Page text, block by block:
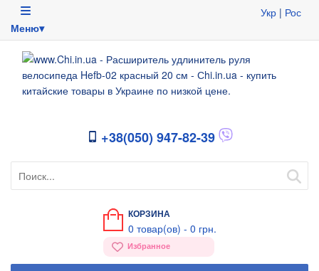
Меню▾
Укр | Рос
+38(050) 947-82-39
КОРЗИНА
0 товар(ов) - 0 грн.
Избранное